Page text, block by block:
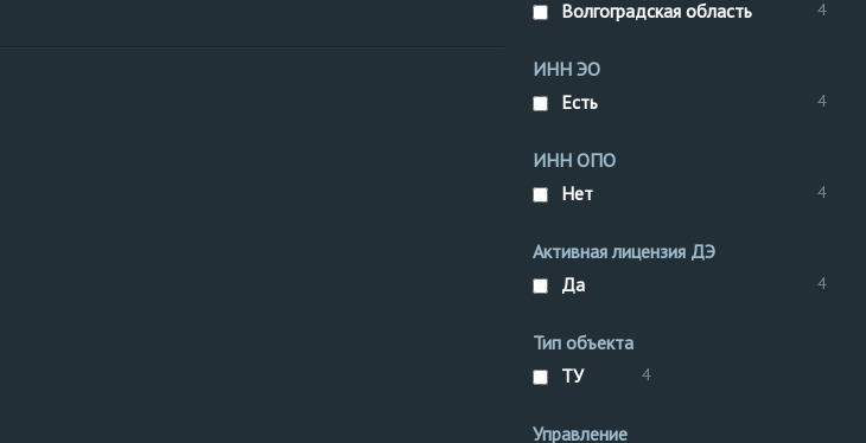
Волгоградская область
4
ИНН ЭО
Есть
4
ИНН ОПО
Нет
4
Активная лицензия ДЭ
Да
4
Тип объекта
ТУ
4
Управление